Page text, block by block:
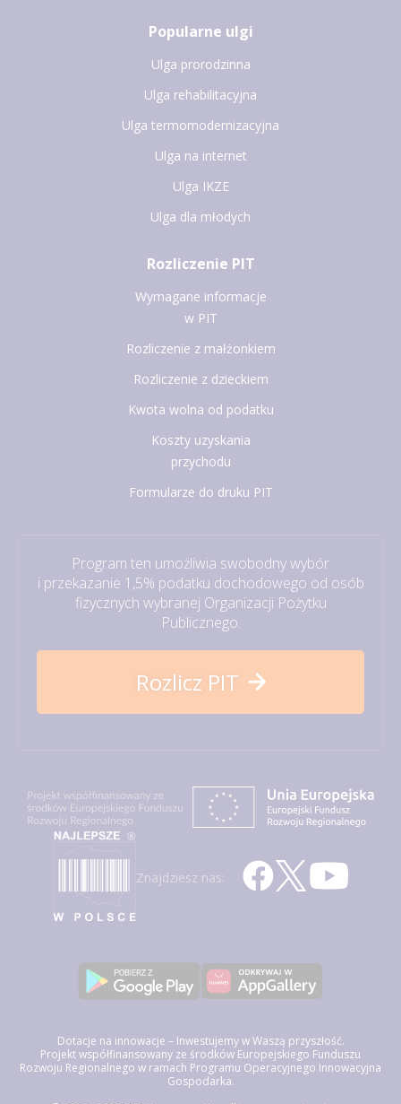
Popularne ulgi
Ulga prorodzinna
Ulga rehabilitacyjna
Ulga termomodernizacyjna
Ulga na internet
Ulga IKZE
Ulga dla młodych
Rozliczenie PIT
Wymagane informacje
w PIT
Rozliczenie z małżonkiem
Rozliczenie z dzieckiem
Kwota wolna od podatku
Koszty uzyskania
przychodu
Formularze do druku PIT
Program ten umożliwia swobodny wybór
i przekazanie 1,5% podatku dochodowego od osób
fizycznych wybranej Organizacji Pożytku
Publicznego.
Rozlicz PIT
Znajdziesz nas:
Dotacje na innowacje – Inwestujemy w Waszą przyszłość.
Projekt współfinansowany ze środków Europejskiego Funduszu
Rozwoju Regionalnego w ramach Programu Operacyjnego Innowacyjna
Gospodarka.